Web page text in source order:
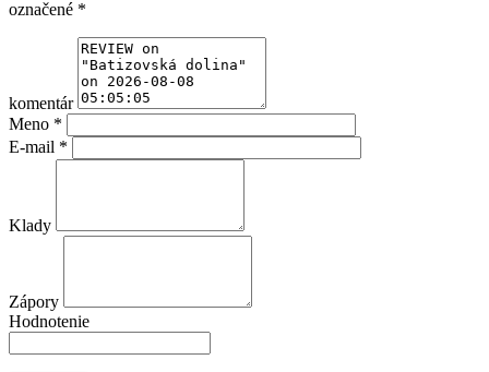
označené *
komentár
Meno *
E-mail *
Klady
Zápory
Hodnotenie